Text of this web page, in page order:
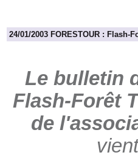
24/01/2003 FORESTOUR : Flash-
Le bulletin
Flash-Forêt
de